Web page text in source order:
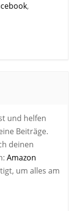
,
und helfen
Beiträge.
deinen
Amazon
um alles am